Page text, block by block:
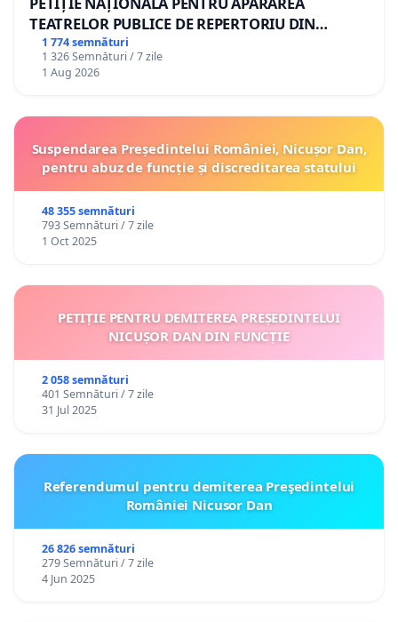
TEATRELOR PUBLICE DE REPERTORIU DIN
ROMÂNIA
1 774 semnături
1 326 Semnături / 7 zile
1 Aug 2026
Suspendarea Președintelui României, Nicușor Dan,
pentru abuz de funcție și discreditarea statului
48 355 semnături
793 Semnături / 7 zile
1 Oct 2025
PETIȚIE PENTRU DEMITEREA PREȘEDINTELUI
NICUȘOR DAN DIN FUNCȚIE
2 058 semnături
401 Semnături / 7 zile
31 Jul 2025
Referendumul pentru demiterea Preşedintelui
României Nicusor Dan
26 826 semnături
279 Semnături / 7 zile
4 Jun 2025